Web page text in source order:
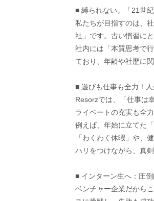
■ 縛られない。「21世
私たちが目指すのは、
社」です。古い慣習に
社内には「本質思考で
ており、年齢や社歴に
■ 遊びも仕事も全力！
Resorzでは、「仕事は
ライベートの充実も全
例えば、年始に立てた
「わくわく休暇」や、
ハリをつけながら、真
■ インターン生へ：圧
ベンチャー企業だから